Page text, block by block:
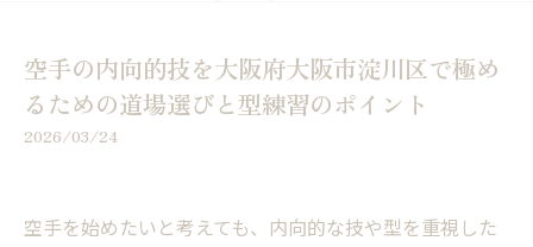
空手の内向的技を大阪府大阪市淀川区で極め
るための道場選びと型練習のポイント
2026/03/24
空手を始めたいと考えても、内向的な技や型を重視した